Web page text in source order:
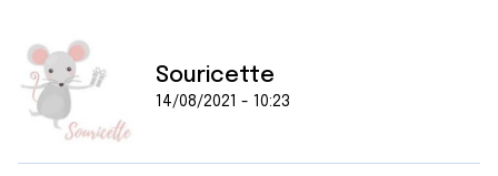
Souricette
14/08/2021 - 10:23